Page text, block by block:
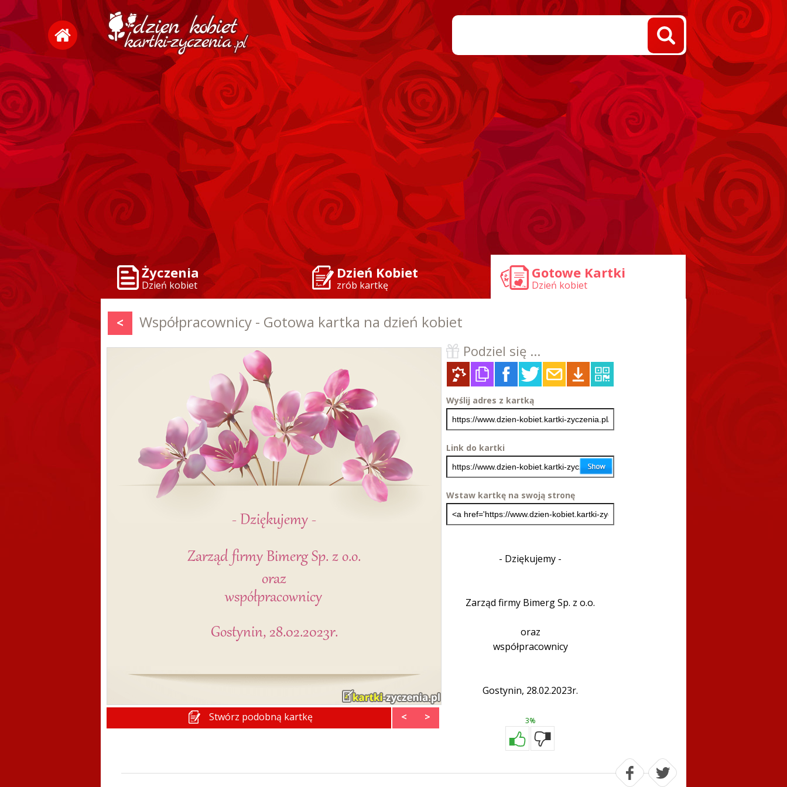
Życzenia
Dzień kobiet
Dzień Kobiet
zrób kartkę
Gotowe Kartki
Dzień kobiet
< Współpracownicy - Gotowa kartka na dzień kobiet
Stwórz podobną kartkę < >
Podziel się ...
Wyślij adres z kartką
Link do kartki
Wstaw kartkę na swoją stronę
- Dziękujemy -
Zarząd firmy Bimerg Sp. z o.o.
oraz
współpracownicy
Gostynin, 28.02.2023r.
3%